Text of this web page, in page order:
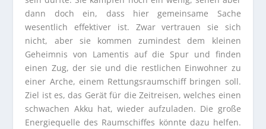
dann doch ein, dass hier gemeinsame Sache
wesentlich effektiver ist. Zwar vertrauen sie sich
nicht, aber sie kommen zumindest dem kleinen
Geheimnis von Lamentis auf die Spur und finden
einen Zug, der sie und die restlichen Einwohner zu
einer Arche, einem Rettungsraumschiff bringen soll.
Ziel ist es, das Gerät für die Zeitreisen, welches einen
schwachen Akku hat, wieder aufzuladen. Die große
Energiequelle des Raumschiffes könnte dazu helfen.